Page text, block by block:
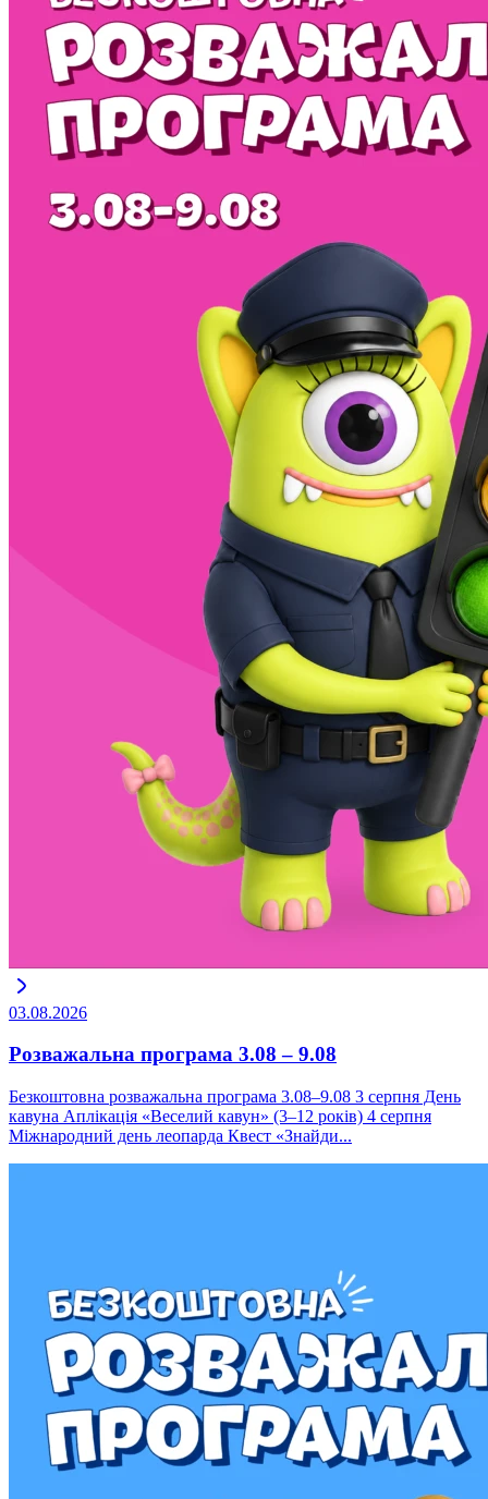
03.08.2026
Розважальна програма 3.08 – 9.08
Безкоштовна розважальна програма 3.08–9.08 3 серпня День
кавуна Аплікація «Веселий кавун» (3–12 років) 4 серпня
Міжнародний день леопарда Квест «Знайди...